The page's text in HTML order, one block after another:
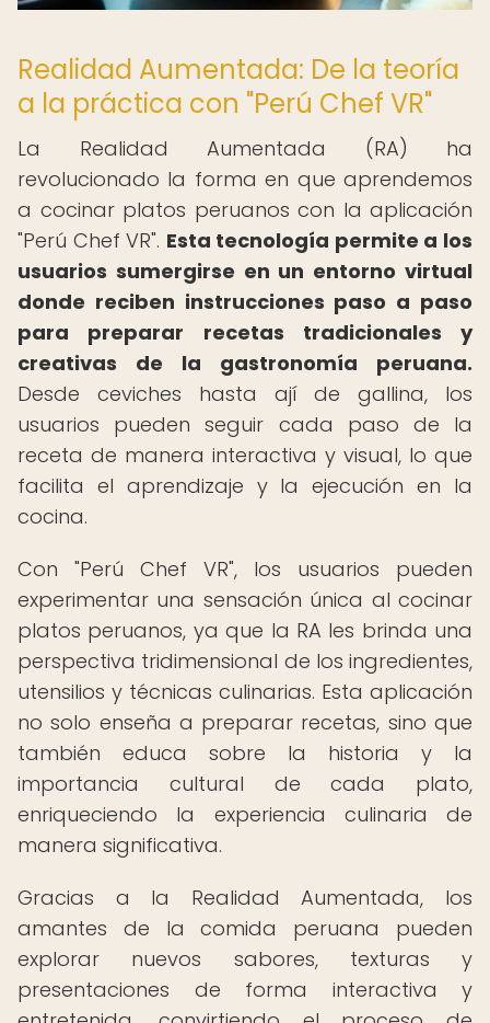
Realidad Aumentada: De la teoría
a la práctica con "Perú Chef VR"
La Realidad Aumentada (RA) ha
revolucionado la forma en que aprendemos
a cocinar platos peruanos con la aplicación
"Perú Chef VR". Esta tecnología permite a los
usuarios sumergirse en un entorno virtual
donde reciben instrucciones paso a paso
para preparar recetas tradicionales y
creativas de la gastronomía peruana.
Desde ceviches hasta ají de gallina, los
usuarios pueden seguir cada paso de la
receta de manera interactiva y visual, lo que
facilita el aprendizaje y la ejecución en la
cocina.
Con "Perú Chef VR", los usuarios pueden
experimentar una sensación única al cocinar
platos peruanos, ya que la RA les brinda una
perspectiva tridimensional de los ingredientes,
utensilios y técnicas culinarias. Esta aplicación
no solo enseña a preparar recetas, sino que
también educa sobre la historia y la
importancia cultural de cada plato,
enriqueciendo la experiencia culinaria de
manera significativa.
Gracias a la Realidad Aumentada, los
amantes de la comida peruana pueden
explorar nuevos sabores, texturas y
presentaciones de forma interactiva y